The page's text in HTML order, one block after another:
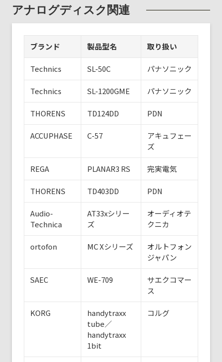
アナログディスク関連
ブランド 製品型名 取り扱い
Technics SL-50C パナソニック
Technics SL-1200GME パナソニック
THORENS TD124DD PDN
ACCUPHASE C-57
アキュフェー
ズ
REGA PLANAR3 RS 完実電気
THORENS TD403DD PDN
Audio-
Technica
AT33xシリー
ズ
オーディオテ
クニカ
ortofon MC Xシリーズ
オルトフォン
ジャパン
SAEC WE-709
サエクコマー
ス
KORG
handytraxx
tube／
handytraxx
1bit
コルグ